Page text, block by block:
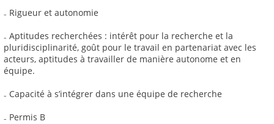
₋ Rigueur et autonomie
₋ Aptitudes recherchées : intérêt pour la recherche et la
pluridisciplinarité, goût pour le travail en partenariat avec les
acteurs, aptitudes à travailler de manière autonome et en
équipe.
₋ Capacité à s’intégrer dans une équipe de recherche
₋ Permis B